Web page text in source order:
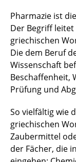
BAföG-
Arzneibuch
B.Sc. BCPI/
Pharmazie ist
Der Begriff leitet
griechischen
Die dem Beruf
Wissenschaft
Beschaffenheit,
Prüfung und
So vielfältig wie
griechischen
Zaubermittel
der Fächer, die